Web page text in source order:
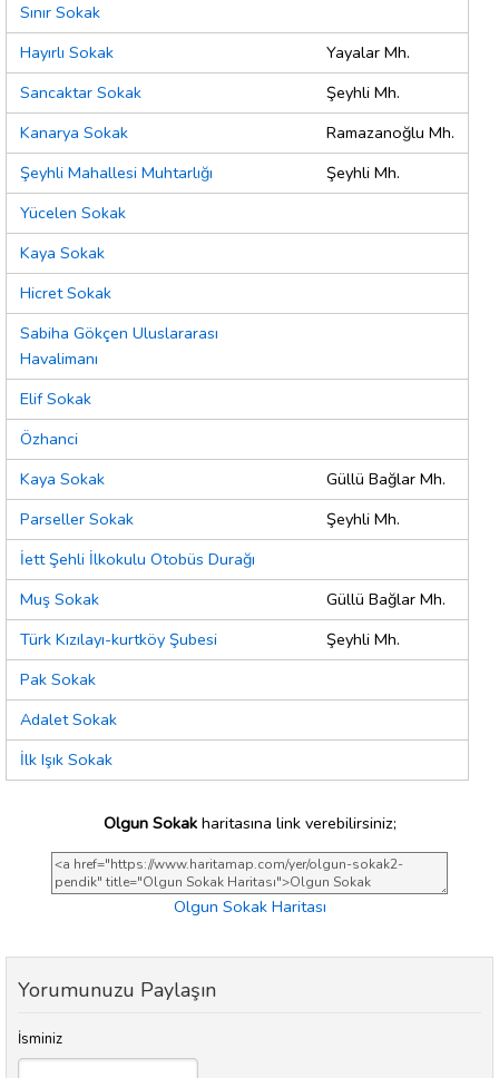
Sınır Sokak
Hayırlı Sokak
Yayalar Mh.
Sancaktar Sokak
Şeyhli Mh.
Kanarya Sokak
Ramazanoğlu Mh.
Şeyhli Mahallesi Muhtarlığı
Şeyhli Mh.
Yücelen Sokak
Kaya Sokak
Hicret Sokak
Sabiha Gökçen Uluslararası
Havalimanı
Elif Sokak
Özhanci
Kaya Sokak
Güllü Bağlar Mh.
Parseller Sokak
Şeyhli Mh.
İett Şehli İlkokulu Otobüs Durağı
Muş Sokak
Güllü Bağlar Mh.
Türk Kızılayı-kurtköy Şubesi
Şeyhli Mh.
Pak Sokak
Adalet Sokak
İlk Işık Sokak
Olgun Sokakharitasına link verebilirsiniz;
Olgun Sokak Haritası
Yorumunuzu Paylaşın
İsminiz